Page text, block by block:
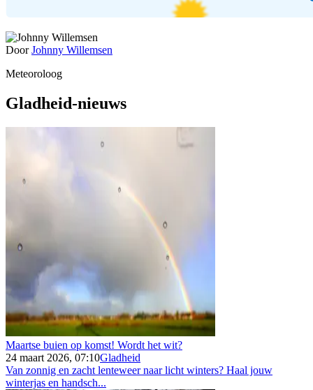
DoorJohnny Willemsen
Meteoroloog
Gladheid-nieuws
Maartse buien op komst! Wordt het wit?
24 maart 2026, 07:10Gladheid
Van zonnig en zacht lenteweer naar licht winters? Haal jouw
winterjas en handsch...